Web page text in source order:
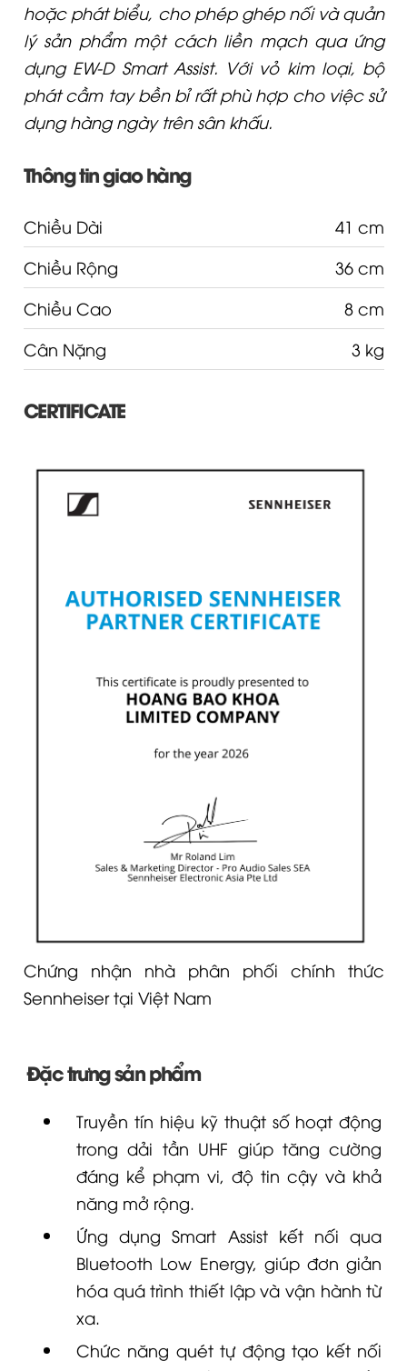
hoặc phát biểu, cho phép ghép nối và quản
lý sản phẩm một cách liền mạch qua ứng
dụng EW-D Smart Assist. Với vỏ kim loại, bộ
phát cầm tay bền bỉ rất phù hợp cho việc sử
dụng hàng ngày trên sân khấu.
Thông tin giao hàng
Chiều Dài
41 cm
Chiều Rộng
36 cm
Chiều Cao
8 cm
Cân Nặng
3 kg
CERTIFICATE
Chứng nhận nhà phân phối chính thức
Sennheiser tại Việt Nam
Đặc trưng sản phẩm
Truyền tín hiệu kỹ thuật số hoạt động
trong dải tần UHF giúp tăng cường
đáng kể phạm vi, độ tin cậy và khả
năng mở rộng.
Ứng dụng Smart Assist kết nối qua
Bluetooth Low Energy, giúp đơn giản
hóa quá trình thiết lập và vận hành từ
xa.
Chức năng quét tự động tạo kết nối